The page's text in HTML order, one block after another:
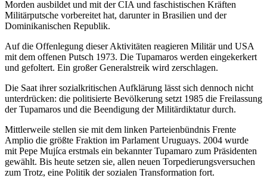
Morden ausbildet und mit der CIA und faschistischen Kräften
Militärputsche vorbereitet hat, darunter in Brasilien und der
Dominikanischen Republik.
Auf die Offenlegung dieser Aktivitäten reagieren Militär und USA
mit dem offenen Putsch 1973. Die Tupamaros werden eingekerkert
und gefoltert. Ein großer Generalstreik wird zerschlagen.
Die Saat ihrer sozialkritischen Aufklärung lässt sich dennoch nicht
unterdrücken: die politisierte Bevölkerung setzt 1985 die Freilassung
der Tupamaros und die Beendigung der Militärdiktatur durch.
Mittlerweile stellen sie mit dem linken Parteienbündnis Frente
Amplio die größte Fraktion im Parlament Uruguays. 2004 wurde
mit Pepe Mujíca erstmals ein bekannter Tupamaro zum Präsidenten
gewählt. Bis heute setzen sie, allen neuen Torpedierungsversuchen
zum Trotz, eine Politik der sozialen Transformation fort.